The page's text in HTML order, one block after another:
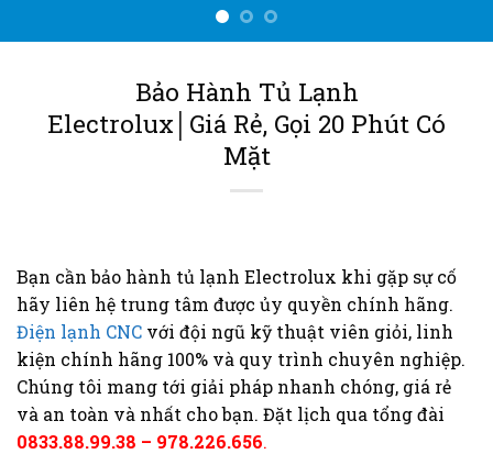
Bảo Hành Tủ Lạnh
Electrolux│Giá Rẻ, Gọi 20 Phút Có
Mặt
Bạn cần bảo hành tủ lạnh Electrolux khi gặp sự cố
hãy liên hệ trung tâm được ủy quyền chính hãng.
Điện lạnh CNC với đội ngũ kỹ thuật viên giỏi, linh
kiện chính hãng 100% và quy trình chuyên nghiệp.
Chúng tôi mang tới giải pháp nhanh chóng, giá rẻ
và an toàn và nhất cho bạn. Đặt lịch qua tổng đài
0833.88.99.38 – 978.226.656.